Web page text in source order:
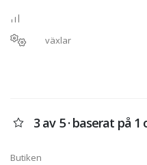
växlar
3 av 5 · baserat på
Butiken